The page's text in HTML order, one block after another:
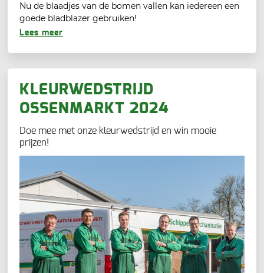
Nu de blaadjes van de bomen vallen kan iedereen een
goede bladblazer gebruiken!
Lees meer
KLEURWEDSTRIJD
OSSENMARKT 2024
Doe mee met onze kleurwedstrijd en win mooie
prijzen!